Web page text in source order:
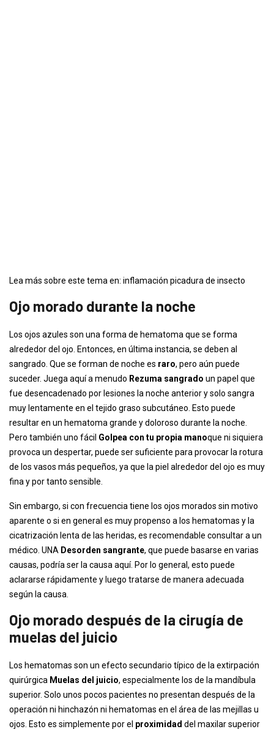
Lea más sobre este tema en: inflamación picadura de insecto
Ojo morado durante la noche
Los ojos azules son una forma de hematoma que se forma
alrededor del ojo. Entonces, en última instancia, se deben al
sangrado. Que se forman de noche es raro, pero aún puede
suceder. Juega aquí a menudo Rezuma sangrado un papel que
fue desencadenado por lesiones la noche anterior y solo sangra
muy lentamente en el tejido graso subcutáneo. Esto puede
resultar en un hematoma grande y doloroso durante la noche.
Pero también uno fácil Golpea con tu propia manoque ni siquiera
provoca un despertar, puede ser suficiente para provocar la rotura
de los vasos más pequeños, ya que la piel alrededor del ojo es muy
fina y por tanto sensible.
Sin embargo, si con frecuencia tiene los ojos morados sin motivo
aparente o si en general es muy propenso a los hematomas y la
cicatrización lenta de las heridas, es recomendable consultar a un
médico. UNA Desorden sangrante, que puede basarse en varias
causas, podría ser la causa aquí. Por lo general, esto puede
aclararse rápidamente y luego tratarse de manera adecuada
según la causa.
Ojo morado después de la cirugía de
muelas del juicio
Los hematomas son un efecto secundario típico de la extirpación
quirúrgica Muelas del juicio, especialmente los de la mandíbula
superior. Solo unos pocos pacientes no presentan después de la
operación ni hinchazón ni hematomas en el área de las mejillas u
ojos. Esto es simplemente por el proximidad del maxilar superior